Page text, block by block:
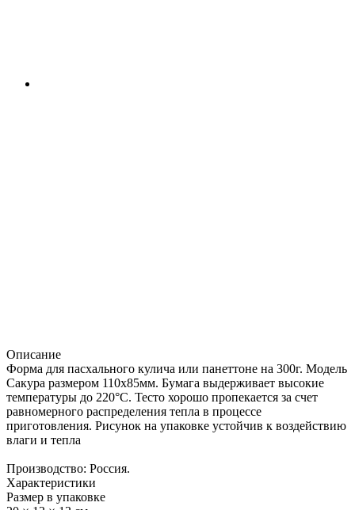
Описание
Форма для пасхального кулича или панеттоне на 300г. Модель
Сакура размером 110х85мм. Бумага выдерживает высокие
температуры до 220°C. Тесто хорошо пропекается за счет
равномерного распределения тепла в процессе
приготовления. Рисунок на упаковке устойчив к воздействию
влаги и тепла
Производство: Россия.
Характеристики
Размер в упаковке